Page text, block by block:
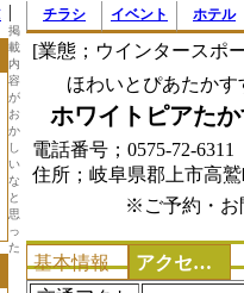
チラシ イベント ホテル
[業態；ウインタースポ
ほわいとぴあたかす
ホワイトピアたか
電話番号；0575-72-
住所；岐阜県郡上市高
※ご予約・お
基本情報
アクセス・地図
|
掲
載
内
容
が
お
か
し
い
な
と
思
っ
た